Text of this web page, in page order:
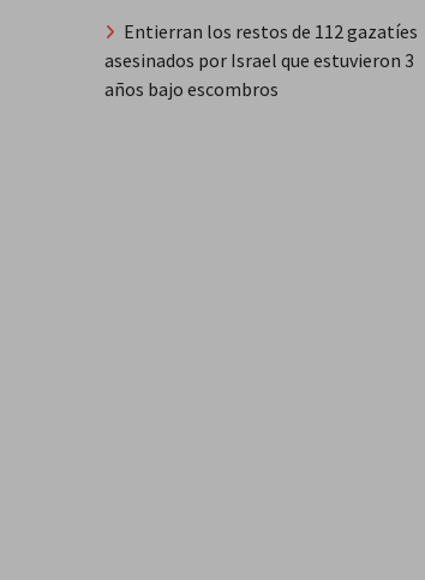
Entierran los restos de 112 gazatíes
asesinados por Israel que estuvieron 3
años bajo escombros